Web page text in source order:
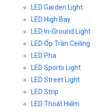
LED Garden Light
LED High Bay
LED In-Ground Light
LED Ốp Trần Ceiling
LED Pha
LED Sports Light
LED Street Light
LED Strip
LED Thoát Hiểm